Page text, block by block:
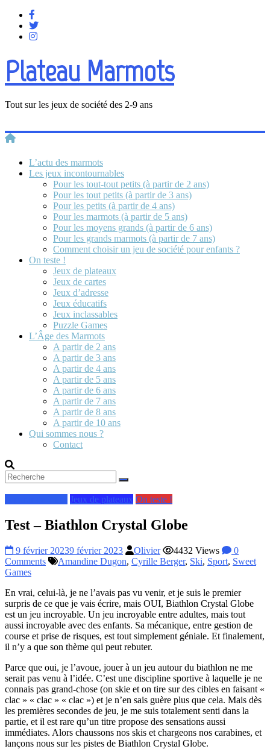
Plateau Marmots
Tout sur les jeux de société des 2-9 ans
L’actu des marmots
Les jeux incontournables
Pour les tout-tout petits (à partir de 2 ans)
Pour les tout petits (à partir de 3 ans)
Pour les petits (à partir de 4 ans)
Pour les marmots (à partir de 5 ans)
Pour les moyens grands (à partir de 6 ans)
Pour les grands marmots (à partir de 7 ans)
Comment choisir un jeu de société pour enfants ?
On teste !
Jeux de plateaux
Jeux de cartes
Jeux d’adresse
Jeux éducatifs
Jeux inclassables
Puzzle Games
L’Âge des Marmots
A partir de 2 ans
A partir de 3 ans
A partir de 4 ans
A partir de 5 ans
A partir de 6 ans
A partir de 7 ans
A partir de 8 ans
A partir de 10 ans
Qui sommes nous ?
Contact
Jeux de plateaux On teste !
Test – Biathlon Crystal Globe
9 février 20239 février 2023 Olivier 4432 Views
0
Comments
Amandine Dugon, Cyrille Berger, Ski, Sport, Sweet
Games
En vrai, celui-là, je ne l’avais pas vu venir, et je suis le premier
surpris de ce que je vais écrire, mais OUI, Biathlon Crystal Globe
est un jeu incroyable. Un jeu incroyable entre adultes, mais tout
aussi incroyable avec des enfants. Sa mécanique, entre gestion de
course et prise de risques, est tout simplement géniale. Et finalement,
il n’y a que son thème qui peut rebuter.
Parce que oui, je l’avoue, jouer à un jeu autour du biathlon ne me
serait pas venu à l’idée. C’est une discipline sportive à laquelle je ne
connais pas grand-chose (on skie et on tire sur des cibles en faisant «
clac » « clac » « clac ») et je n’en sais guère plus que cela. Mais dès
les premières secondes de jeu, je me suis totalement senti dans la
partie, et il est rare qu’un titre propose des sensations aussi
immédiates. Alors chaussons nos skis et chargeons nos carabines, et
lançons nous sur les pistes de Biathlon Crystal Globe.